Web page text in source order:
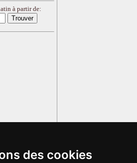
des cookies
à partir de: